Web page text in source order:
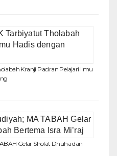
Kranji Paciran Pelajari Ilmu
Gelar Sholat Dhuha dan